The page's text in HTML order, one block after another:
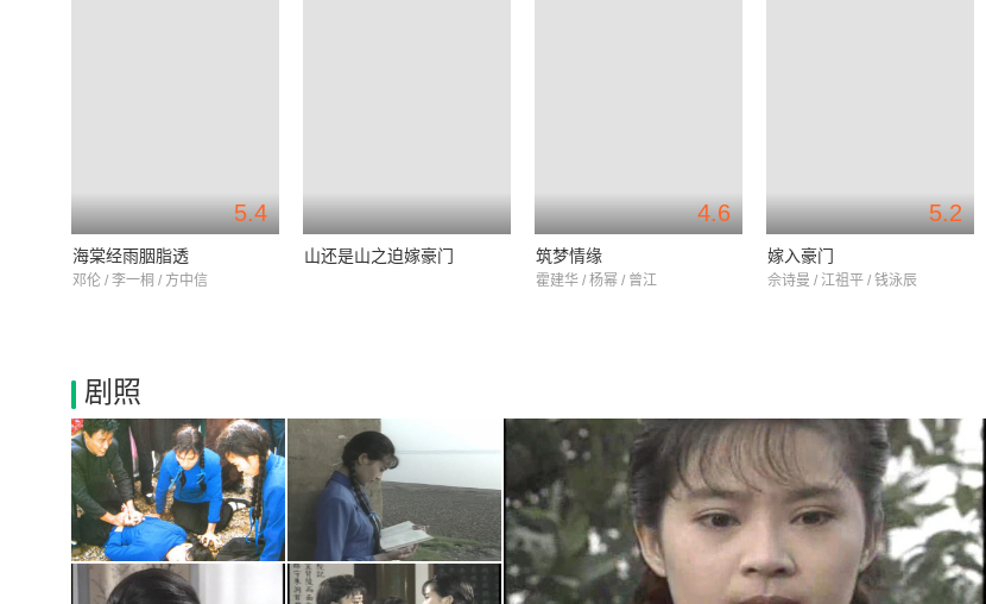
5.4
海棠经雨胭脂透
邓伦 / 李一桐 / 方中信
山还是山之迫嫁豪门
4.6
筑梦情缘
霍建华 / 杨幂 / 曾江
5.2
嫁入豪门
佘诗曼 / 江祖平 / 钱泳辰
剧照